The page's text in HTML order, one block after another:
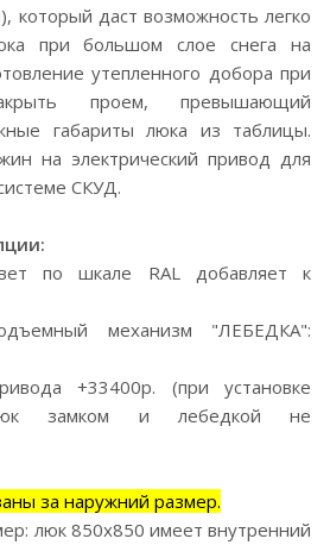
который даст возможность легко
при большом слое снега на
утепленного добора при
проем, превышающий
габариты люка из таблицы.
на электрический привод для
СКУД.
по шкале RAL добавляет к
механизм "ЛЕБЕДКА":
+33400р. (при установке
люк замком и лебедкой не
за наружний размер.
люк 850х850 имеет внутренний